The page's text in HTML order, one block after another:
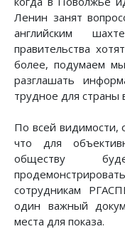
Ленин занят
английским
правительства
более, подумаем
разглашать
трудное для
По всей видимости,
что для
обществу
сотрудникам
один важный
места для показа.